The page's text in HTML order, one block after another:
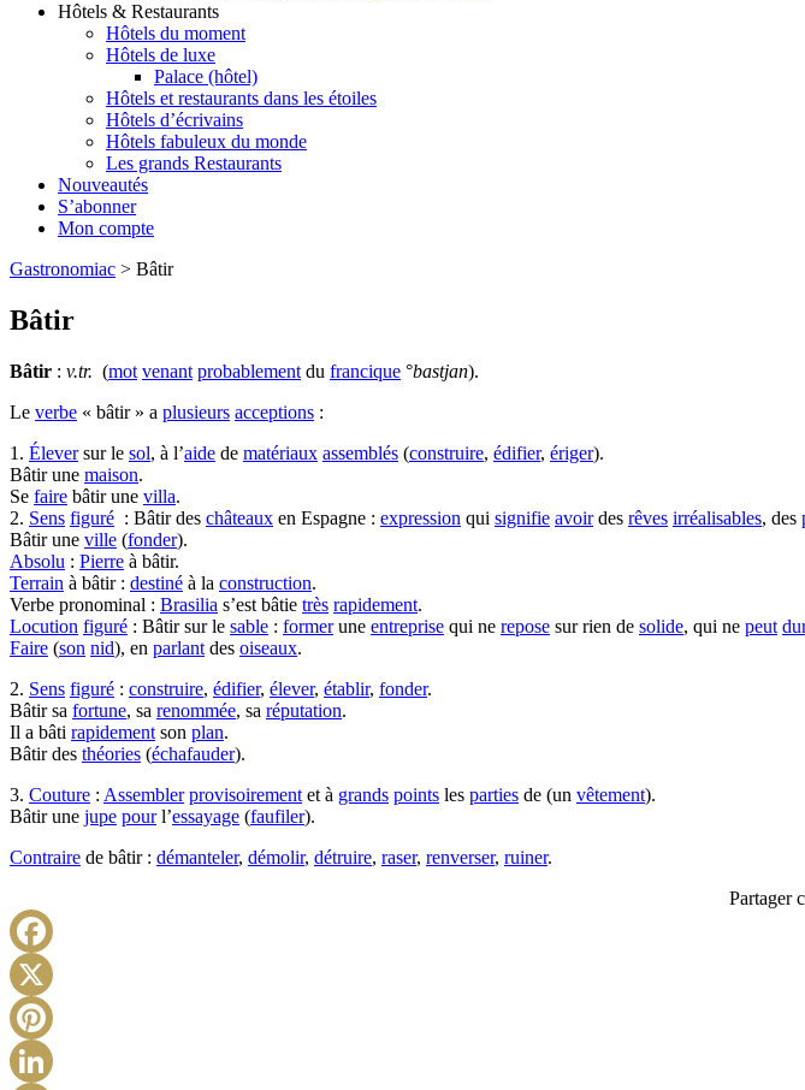
Hôtels & Restaurants
Hôtels du moment
Hôtels de luxe
Palace (hôtel)
Hôtels et restaurants dans les étoiles
Hôtels d’écrivains
Hôtels fabuleux du monde
Les grands Restaurants
Nouveautés
S’abonner
Mon compte
Gastronomiac > Bâtir
Bâtir
Bâtir : v.tr. (mot venant probablement du francique °bastjan).
Le verbe « bâtir » a plusieurs acceptions :
1. Éleversur le sol, à l’aide de matériaux assemblés (construire, édifier, ériger).
Bâtir une maison.
Se faire bâtir une villa.
2. Sens figuré : Bâtir des châteaux en Espagne : expression qui signifie avoirdes rêves irréalisables, des
Bâtir une ville (fonder).
Absolu : Pierre à bâtir.
Terrain à bâtir : destiné à la construction.
Verbe pronominal : Brasilia s’est bâtie très rapidement.
Locution figuré : Bâtir sur le sable : formerune entreprise qui ne repose sur rien de solide, qui ne peut
Faire (son nid), en parlant des oiseaux.
2. Sens figuré : construire, édifier, élever, établir, fonder.
Bâtir sa fortune, sa renommée, sa réputation.
Il a bâti rapidement son plan.
Bâtir des théories (échafauder).
3. Couture : Assembler provisoirement et à grands points les parties de (un vêtement).
Bâtir une jupe pourl’essayage (faufiler).
Contraire de bâtir : démanteler, démolir, détruire, raser, renverser, ruiner.
Partager